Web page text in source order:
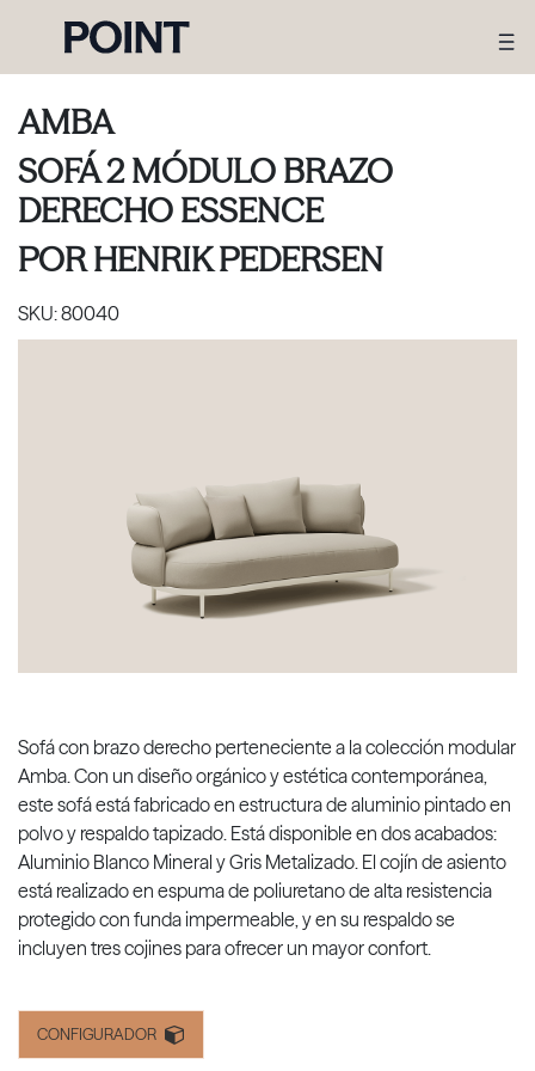
AMBA
SOFÁ 2 MÓDULO BRAZO
DERECHO ESSENCE
PORHENRIK PEDERSEN
SKU:80040
Sofá con brazo derecho perteneciente a la colección modular
Amba. Con un diseño orgánico y estética contemporánea,
este sofá está fabricado en estructura de aluminio pintado en
polvo y respaldo tapizado. Está disponible en dos acabados:
Aluminio Blanco Mineral y Gris Metalizado. El cojín de asiento
está realizado en espuma de poliuretano de alta resistencia
protegido con funda impermeable, y en su respaldo se
incluyen tres cojines para ofrecer un mayor confort.
CONFIGURADOR